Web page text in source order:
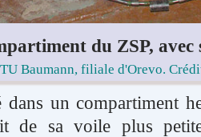
du ZSP,
Baumann, filiale d'Orevo.
dans un compartiment
de sa voile plus